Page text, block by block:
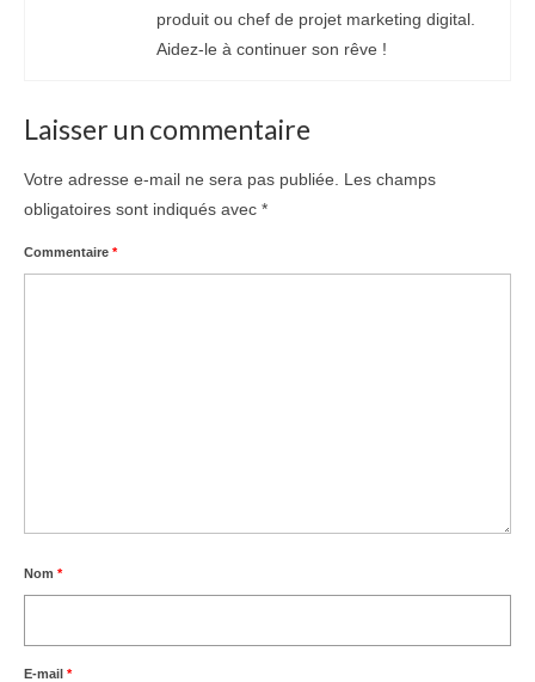
produit ou chef de projet marketing digital.
Aidez-le à continuer son rêve !
Laisser un commentaire
Votre adresse e-mail ne sera pas publiée.
Les champs
obligatoires sont indiqués avec *
Commentaire *
Nom *
E-mail *